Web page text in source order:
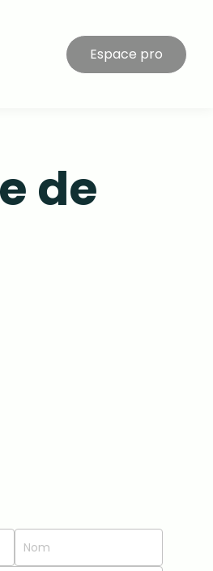
Espace pro
de